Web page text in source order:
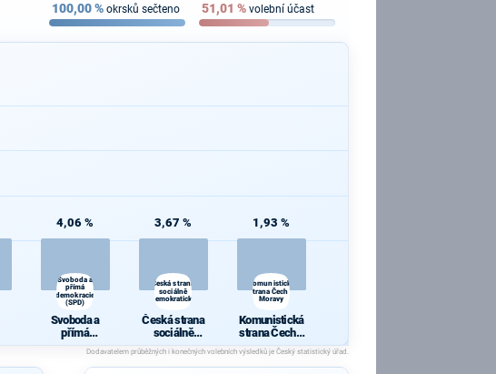
100,00% okrsků sečteno 51,01 % volební účast
4,06 %
Svoboda a
přímá
demokracie
(SPD)
Svoboda a
přímá
demokracie
(SPD)
3,67 %
Česká strana
sociálně
demokratická
Česká strana
sociálně
demokratická
1,93 %
Komunistická
strana Čech a
Moravy
Komunistická
strana Čech a
Moravy